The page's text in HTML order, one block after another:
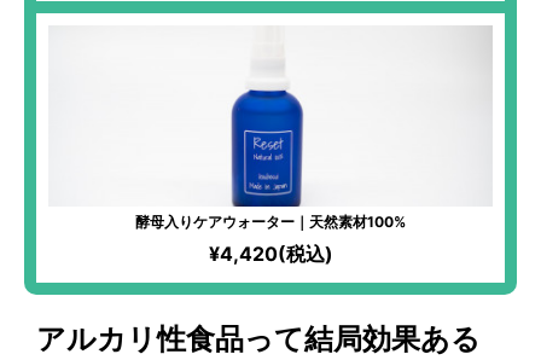
酵母入りケアウォーター｜天然素材100%
¥4,420(税込)
アルカリ性食品って結局効果ある